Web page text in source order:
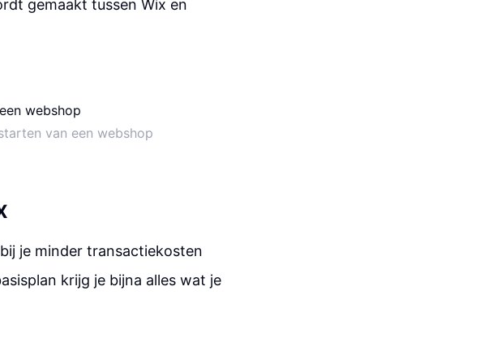
gemaakt tussen Wix en
van een webshop
je minder transactiekosten
krijg je bijna alles wat je